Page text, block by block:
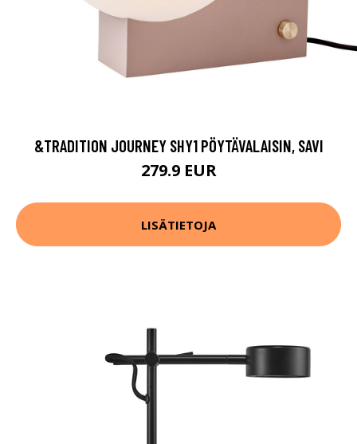
&TRADITION JOURNEY SHY1 PÖYTÄVALAISIN, SAVI
279.9 EUR
LISÄTIETOJA